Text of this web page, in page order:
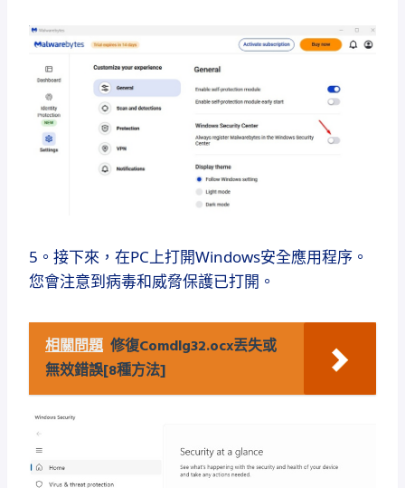
5。接下來，在PC上打開Windows安全應用程序。
您會注意到病毒和威脅保護已打開。
相關問題 修復Comdlg32.ocx丟失或
無效錯誤[8種方法]